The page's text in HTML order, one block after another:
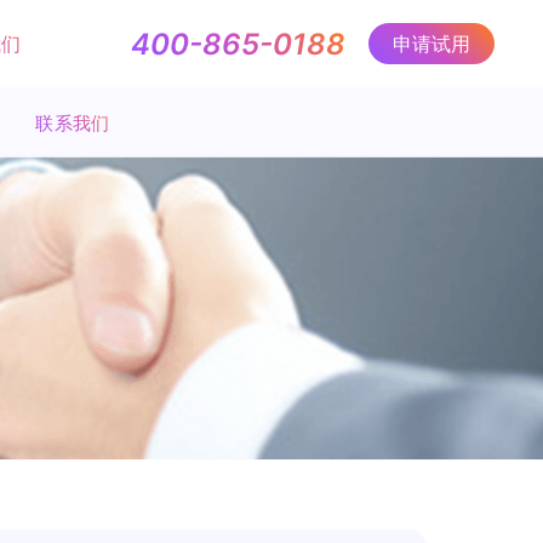
400-865-0188 申请试用
联系我们